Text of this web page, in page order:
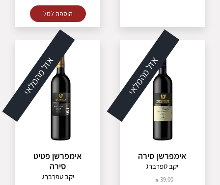
הוספה לסל
אזל מהמלאי
אימפרשן סירה
יקב טפרברג
39.00
אזל מהמלאי
אימפרשן פטיט
סירה
יקב טפרברג